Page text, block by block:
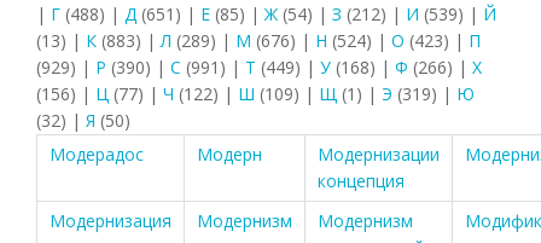
| Г (488) | Д (651) | Е (85) | Ж (54) | З (212) | И (539) | Й
(13) | К (883) | Л (289) | М (676) | Н (524) | О (423) | П
(929) | Р (390) | С (991) | Т (449) | У (168) | Ф (266) | Х
(156) | Ц (77) | Ч (122) | Ш (109) | Щ (1) | Э (319) | Ю
(32) | Я (50)
Модерадос
Модерн
Модернизации
концепция
Модернизация
Модернизм
Модернизм